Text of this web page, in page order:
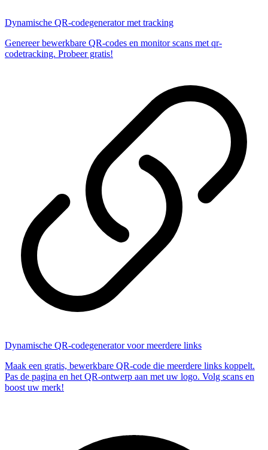
Dynamische QR-codegenerator met tracking
Genereer bewerkbare QR-codes en monitor scans met qr-
codetracking. Probeer gratis!
Dynamische QR-codegenerator voor meerdere links
Maak een gratis, bewerkbare QR-code die meerdere links koppelt.
Pas de pagina en het QR-ontwerp aan met uw logo. Volg scans en
boost uw merk!